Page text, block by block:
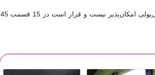
قسمتی شود، اما در این شرایط بی‌پولی امکان‌پذیر نیست و قرار است در 15 قسمت 45